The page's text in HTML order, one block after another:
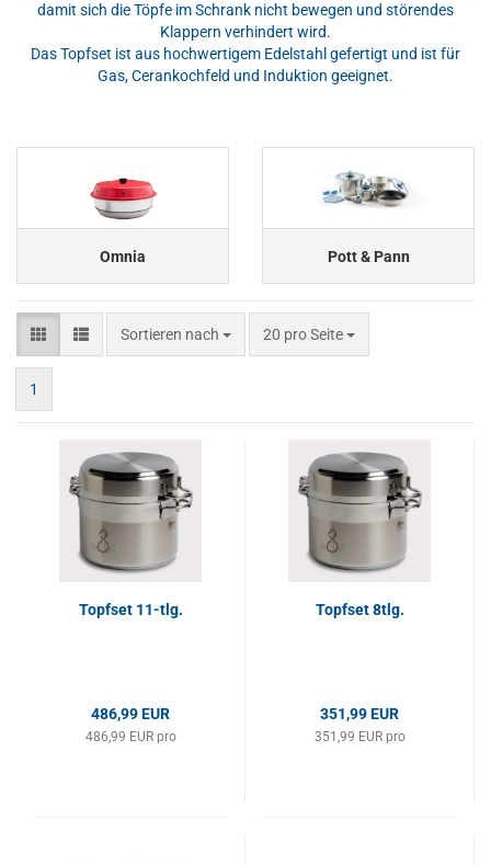
damit sich die Töpfe im Schrank nicht bewegen und störendes
Klappern verhindert wird.
Das Topfset ist aus hochwertigem Edelstahl gefertigt und ist für
Gas, Cerankochfeld und Induktion geeignet.
Omnia Pott & Pann
Sortieren nach
Sortieren nach 20 pro Seite
pro Seite
1
Topfset 11-tlg.
486,99 EUR
486,99 EUR pro
Topfset 8tlg.
351,99 EUR
351,99 EUR pro